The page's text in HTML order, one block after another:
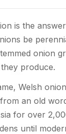
is the
be
onion
produce.
Welsh
an old
for over
until